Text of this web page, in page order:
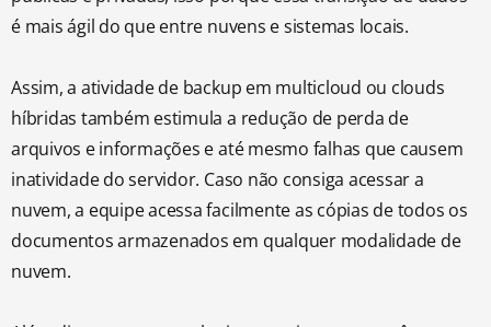
é mais ágil do que entre nuvens e sistemas locais.
Assim, a atividade de backup em multicloud ou clouds
híbridas também estimula a redução de perda de
arquivos e informações e até mesmo falhas que causem
inatividade do servidor. Caso não consiga acessar a
nuvem, a equipe acessa facilmente as cópias de todos os
documentos armazenados em qualquer modalidade de
nuvem.